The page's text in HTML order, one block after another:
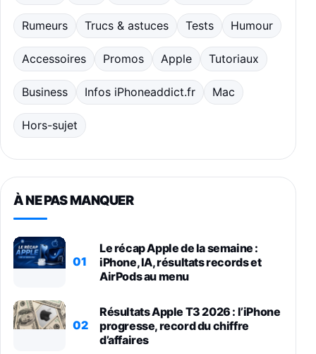
Rumeurs Trucs & astuces Tests Humour
Accessoires Promos Apple Tutoriaux
Business Infos iPhoneaddict.fr Mac
Hors-sujet
À NE PAS MANQUER
01
Le récap Apple de la semaine :
iPhone, IA, résultats records et
AirPods au menu
02
Résultats Apple T3 2026 : l’iPhone
progresse, record du chiffre
d’affaires